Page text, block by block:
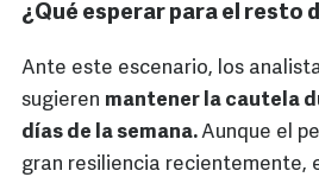
¿Qué esperar para el resto
Ante este escenario, los
sugieren mantener la cautela
días de la semana.Aunque el
gran resiliencia recientemente,